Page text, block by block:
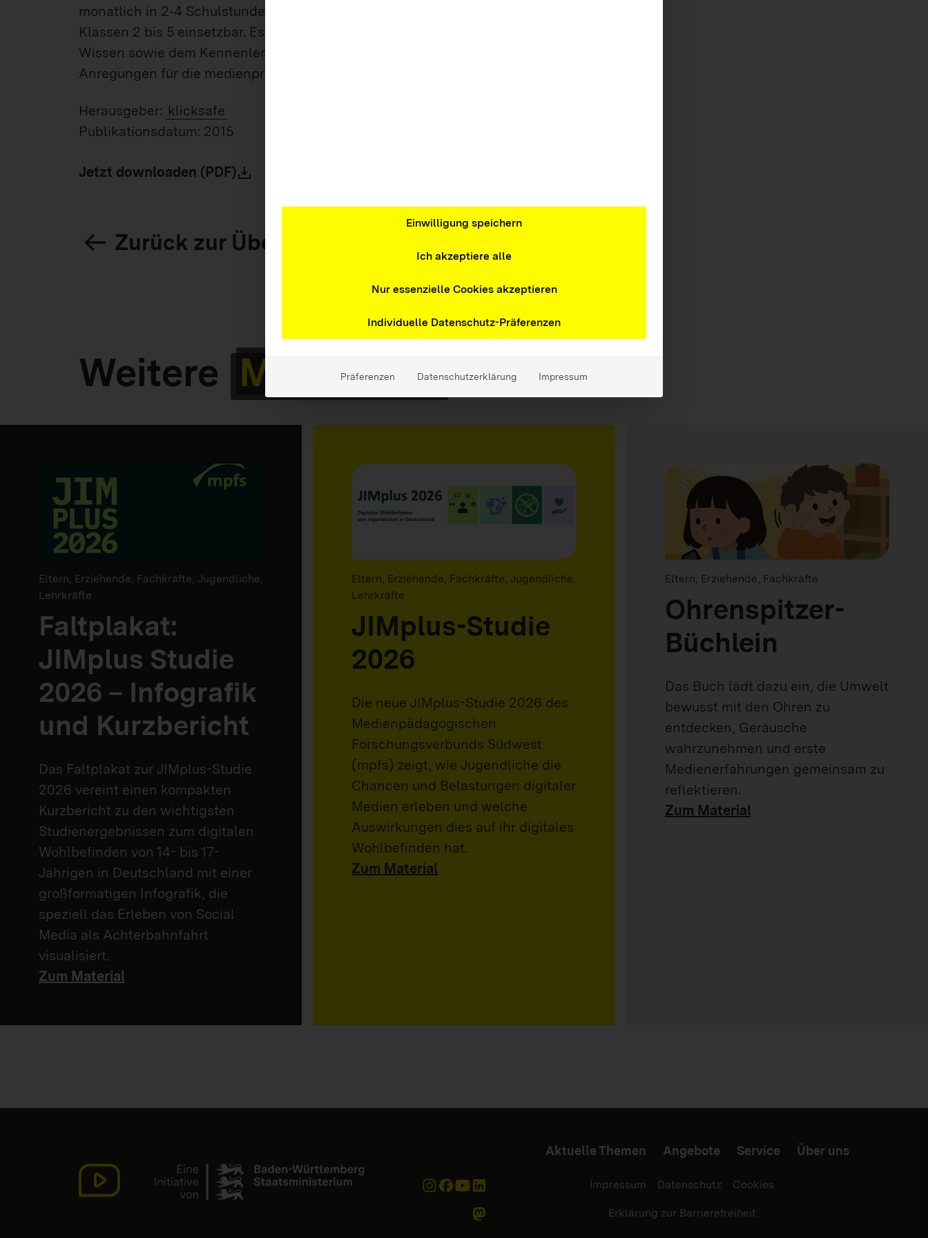
monatlich in 2‐4 Schulstunden durchführen können. Das Material ist in den
Klassen 2 bis 5 einsetzbar. Es beinhaltet neben Einheiten zur Vermittlung von
Wissen sowie dem Kennenlernen guter digitaler Kinderangebote auch
Anregungen für die medienpraktische Arbeit.
Herausgeber: klicksafe
Publikationsdatum: 2015
Jetzt downloaden (PDF)
Zurück zur Übersicht
Weitere Materialien
Eltern, Erziehende, Fachkräfte, Jugendliche,
Lehrkräfte
Faltplakat:
JIMplus Studie
2026 – Infografik
und Kurzbericht
Das Faltplakat zur JIMplus-Studie
2026 vereint einen kompakten
Kurzbericht zu den wichtigsten
Studienergebnissen zum digitalen
Wohlbefinden von 14- bis 17-
Jährigen in Deutschland mit einer
großformatigen Infografik, die
speziell das Erleben von Social
Media als Achterbahnfahrt
visualisiert.
Zum Material
Eltern, Erziehende, Fachkräfte, Jugendliche,
Lehrkräfte
JIMplus-Studie
2026
Die neue JIMplus-Studie 2026 des
Medienpädagogischen
Forschungsverbunds Südwest
(mpfs) zeigt, wie Jugendliche die
Chancen und Belastungen digitaler
Medien erleben und welche
Auswirkungen dies auf ihr digitales
Wohlbefinden hat.
Zum Material
Eltern, Erziehende, Fachkräfte
Ohrenspitzer-
Büchlein
Das Buch lädt dazu ein, die Umwelt
bewusst mit den Ohren zu
entdecken, Geräusche
wahrzunehmen und erste
Medienerfahrungen gemeinsam zu
reflektieren.
Zum Material
Aktuelle Themen Angebote Service Über uns
Impressum Datenschutz Cookies
Erklärung zur Barrierefreiheit
Einwilligung speichern
Ich akzeptiere alle
Nur essenzielle Cookies akzeptieren
Individuelle Datenschutz-Präferenzen
Präferenzen Datenschutzerklärung Impressum